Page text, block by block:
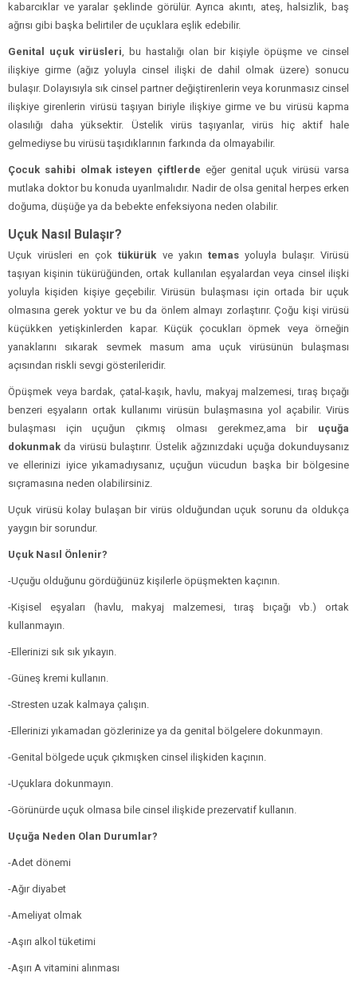
kabarcıklar ve yaralar şeklinde görülür. Ayrıca akıntı, ateş, halsizlik, baş
ağrısı gibi başka belirtiler de uçuklara eşlik edebilir.
Genital uçuk virüsleri, bu hastalığı olan bir kişiyle öpüşme ve cinsel
ilişkiye girme (ağız yoluyla cinsel ilişki de dahil olmak üzere) sonucu
bulaşır. Dolayısıyla sık cinsel partner değiştirenlerin veya korunmasız cinsel
ilişkiye girenlerin virüsü taşıyan biriyle ilişkiye girme ve bu virüsü kapma
olasılığı daha yüksektir. Üstelik virüs taşıyanlar, virüs hiç aktif hale
gelmediyse bu virüsü taşıdıklarının farkında da olmayabilir.
Çocuk sahibi olmak isteyen çiftlerde eğer genital uçuk virüsü varsa
mutlaka doktor bu konuda uyarılmalıdır. Nadir de olsa genital herpes erken
doğuma, düşüğe ya da bebekte enfeksiyona neden olabilir.
Uçuk Nasıl Bulaşır?
Uçuk virüsleri en çoktükürük ve yakın temasyoluyla bulaşır. Virüsü
taşıyan kişinin tükürüğünden, ortak kullanılan eşyalardan veya cinsel ilişki
yoluyla kişiden kişiye geçebilir. Virüsün bulaşması için ortada bir uçuk
olmasına gerek yoktur ve bu da önlem almayı zorlaştırır. Çoğu kişi virüsü
küçükken yetişkinlerden kapar. Küçük çocukları öpmek veya örneğin
yanaklarını sıkarak sevmek masum ama uçuk virüsünün bulaşması
açısından riskli sevgi gösterileridir.
Öpüşmek veya bardak, çatal-kaşık, havlu, makyaj malzemesi, tıraş bıçağı
benzeri eşyaların ortak kullanımı virüsün bulaşmasına yol açabilir. Virüs
bulaşması için uçuğun çıkmış olması gerekmez,ama bir uçuğa
dokunmak da virüsü bulaştırır. Üstelik ağzınızdaki uçuğa dokunduysanız
ve ellerinizi iyice yıkamadıysanız, uçuğun vücudun başka bir bölgesine
sıçramasına neden olabilirsiniz.
Uçuk virüsü kolay bulaşan bir virüs olduğundan uçuk sorunu da oldukça
yaygın bir sorundur.
Uçuk Nasıl Önlenir?
-Uçuğu olduğunu gördüğünüz kişilerle öpüşmekten kaçının.
-Kişisel eşyaları (havlu, makyaj malzemesi, tıraş bıçağı vb.) ortak
kullanmayın.
-Ellerinizi sık sık yıkayın.
-Güneş kremi kullanın.
-Stresten uzak kalmaya çalışın.
-Ellerinizi yıkamadan gözlerinize ya da genital bölgelere dokunmayın.
-Genital bölgede uçuk çıkmışken cinsel ilişkiden kaçının.
-Uçuklara dokunmayın.
-Görünürde uçuk olmasa bile cinsel ilişkide prezervatif kullanın.
Uçuğa Neden Olan Durumlar?
-Adet dönemi
-Ağır diyabet
-Ameliyat olmak
-Aşırı alkol tüketimi
-Aşırı A vitamini alınması